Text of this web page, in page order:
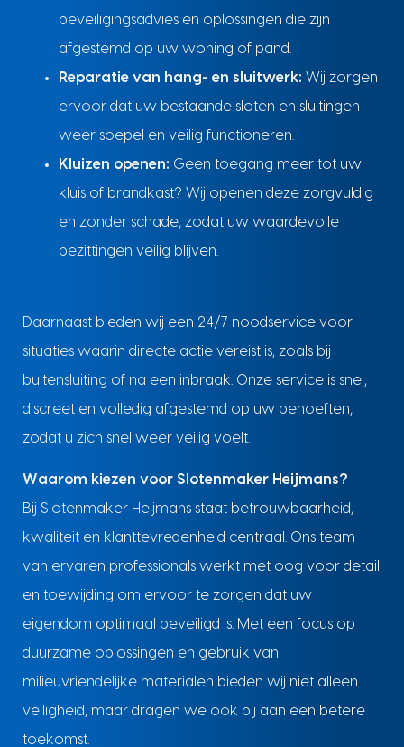
beveiligingsadvies en oplossingen die zijn
afgestemd op uw woning of pand.
Reparatie van hang- en sluitwerk: Wij zorgen
ervoor dat uw bestaande sloten en sluitingen
weer soepel en veilig functioneren.
Kluizen openen: Geen toegang meer tot uw
kluis of brandkast? Wij openen deze zorgvuldig
en zonder schade, zodat uw waardevolle
bezittingen veilig blijven.
Daarnaast bieden wij een 24/7 noodservice voor
situaties waarin directe actie vereist is, zoals bij
buitensluiting of na een inbraak. Onze service is snel,
discreet en volledig afgestemd op uw behoeften,
zodat u zich snel weer veilig voelt.
Waarom kiezen voor Slotenmaker Heijmans?
Bij Slotenmaker Heijmans staat betrouwbaarheid,
kwaliteit en klanttevredenheid centraal. Ons team
van ervaren professionals werkt met oog voor detail
en toewijding om ervoor te zorgen dat uw
eigendom optimaal beveiligd is. Met een focus op
duurzame oplossingen en gebruik van
milieuvriendelijke materialen bieden wij niet alleen
veiligheid, maar dragen we ook bij aan een betere
toekomst.